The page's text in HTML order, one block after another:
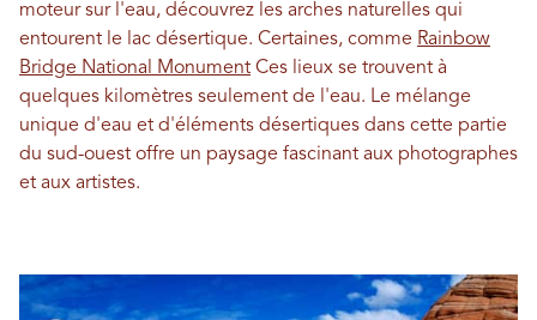
moteur sur l'eau, découvrez les arches naturelles qui
entourent le lac désertique. Certaines, comme Rainbow
Bridge National Monument Ces lieux se trouvent à
quelques kilomètres seulement de l'eau. Le mélange
unique d'eau et d'éléments désertiques dans cette partie
du sud-ouest offre un paysage fascinant aux photographes
et aux artistes.